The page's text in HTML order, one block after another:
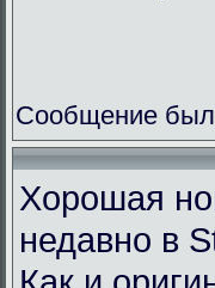
Сообщение
Хорошая
недавно в